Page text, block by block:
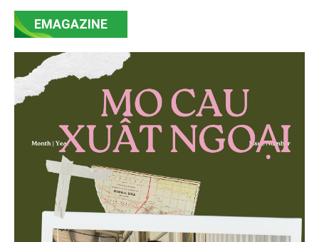
mạnh mẽ, thúc đẩy quá trình cải cách toàn diện,
minh bạch hóa chuỗi cung ứng và nâng cao hiệu
then chốt là nông nghiệp và môi trường.
EMAGAZINE